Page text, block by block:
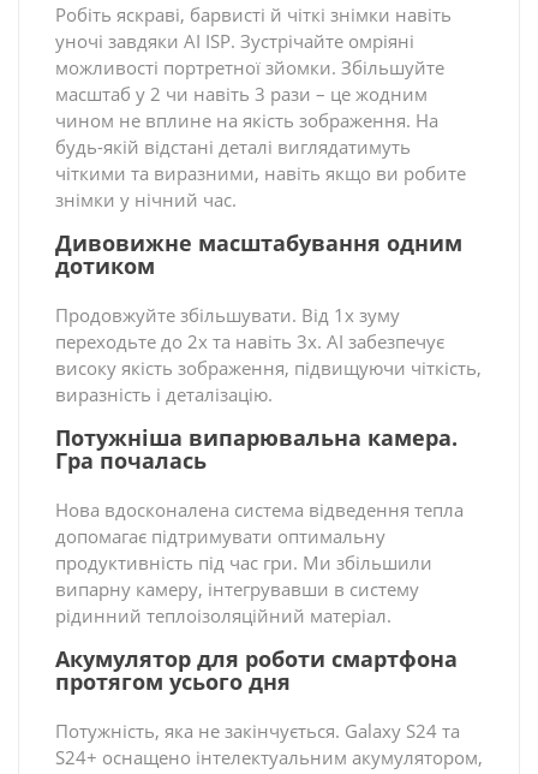
Робіть яскраві, барвисті й чіткі знімки навіть
уночі завдяки AI ISP. Зустрічайте омріяні
можливості портретної зйомки. Збільшуйте
масштаб у 2 чи навіть 3 рази – це жодним
чином не вплине на якість зображення. На
будь-якій відстані деталі виглядатимуть
чіткими та виразними, навіть якщо ви робите
знімки у нічний час.
Дивовижне масштабування одним
дотиком
Продовжуйте збільшувати. Від 1х зуму
переходьте до 2х та навіть 3х. AI забезпечує
високу якість зображення, підвищуючи чіткість,
виразність і деталізацію.
Потужніша випарювальна камера.
Гра почалась
Нова вдосконалена система відведення тепла
допомагає підтримувати оптимальну
продуктивність під час гри. Ми збільшили
випарну камеру, інтегрувавши в систему
рідинний теплоізоляційний матеріал.
Акумулятор для роботи смартфона
протягом усього дня
Потужність, яка не закінчується. Galaxy S24 та
S24+ оснащено інтелектуальним акумулятором,